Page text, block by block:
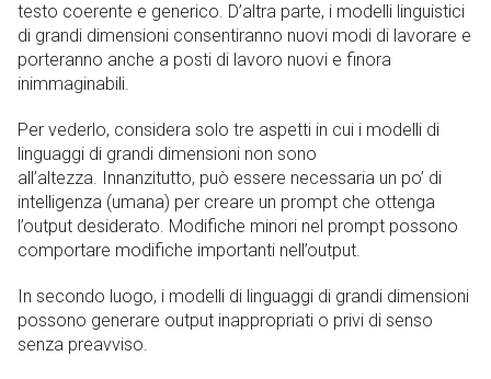
testo coerente e generico. D’altra parte, i modelli linguistici
di grandi dimensioni consentiranno nuovi modi di lavorare e
porteranno anche a posti di lavoro nuovi e finora
inimmaginabili.
Per vederlo, considera solo tre aspetti in cui i modelli di
linguaggi di grandi dimensioni non sono
all’altezza. Innanzitutto, può essere necessaria un po’ di
intelligenza (umana) per creare un prompt che ottenga
l’output desiderato. Modifiche minori nel prompt possono
comportare modifiche importanti nell’output.
In secondo luogo, i modelli di linguaggi di grandi dimensioni
possono generare output inappropriati o privi di senso
senza preavviso.